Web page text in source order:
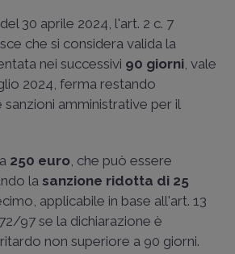
30 aprile 2024, l'art. 2 c. 7
che si considera valida la
nei successivi 90 giorni , vale
2024, ferma restando
amministrative per il
250 euro , che può essere
la sanzione ridotta di 25
applicabile in base all'art. 13
97 se la dichiarazione è
non superiore a 90 giorni.